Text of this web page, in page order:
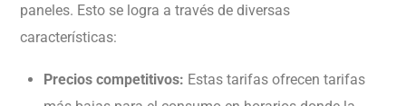
paneles. Esto se logra a través de diversas
características:
Precios competitivos: Estas tarifas ofrecen tarifas